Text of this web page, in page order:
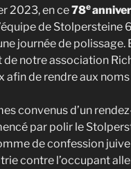
2023, en ce78e
de Stolpersteine
journée de polissage.
de notre association
afin de rendre aux
convenus d’un
par polir le
de confession
contre l’occupant